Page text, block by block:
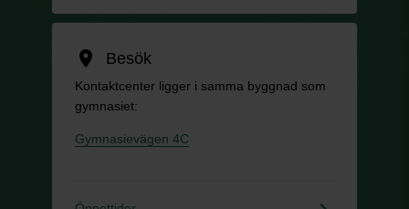
location_on Besök
Kontaktcenter ligger i samma byggnad som
gymnasiet:
Gymnasievägen 4C